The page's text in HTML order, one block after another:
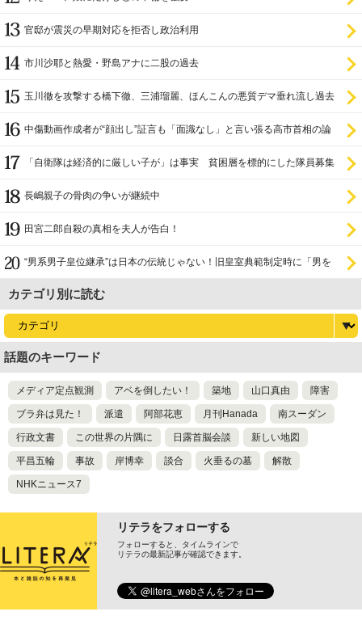
官邸が震災の早期対応を拒否し政治利用
市川沙耶と熱愛・野島アナに二股の過去
玉川徹を攻撃する橋下徹、三浦瑠麗、ほんこんの悪質デマ垂れ流し過去
中傷動画作成者が“顔出し”証言も「面識なし」と言い張る高市首相の論
「自衛隊は経済的に厳しい子が」は事実 貧困層を標的にした隊員募集
長嶋親子の骨肉の争いが継続中
田宮二郎自殺の真相を夫人が告白！
“男系男子皇位継承”は日本の伝統じゃない！旧皇室典範制定時に「男を
尊び女を卑む」と
カテゴリ別に読む
話題のキーワード
メディア定点観測 アベを倒したい！ 築地 山口真由 障害
ブラ弁は見た！ 派遣 阿部花恵 月刊Hanada 南スーダン
行政文書 この世界の片隅に 日露首脳会談 新しい地図
平昌五輪 事故 岸博幸 談合 火垂るの墓 解散
NHKニュース7
リテラをフォローする
フォローすると、タイムラインで
リテラの最新記事が確認できます。